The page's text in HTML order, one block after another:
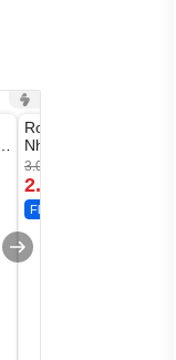
Robot Hút Bụi Lau
Nhà - D2-001 -
Thông Minh
3.000.000
2.200.000
Flash Sale